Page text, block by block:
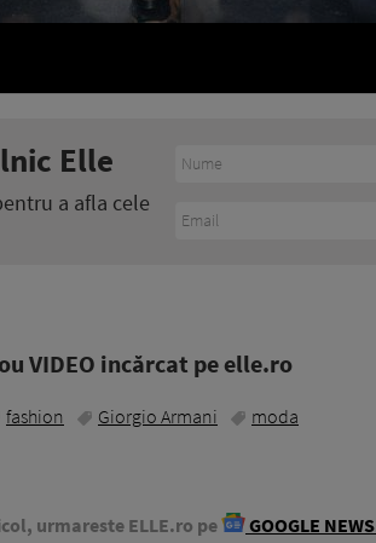
Elle
a afla cele
VIDEO incărcat pe elle.ro
fashion Giorgio Armani moda
urmareste ELLE.ro pe GOOGLE NEWS